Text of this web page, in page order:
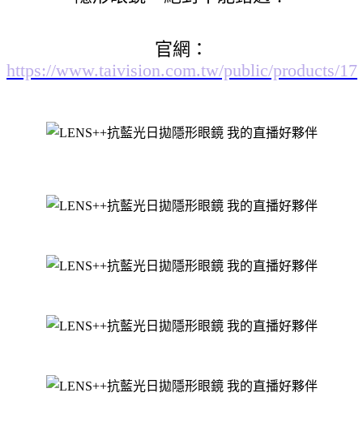
官網：
https://www.taivision.com.tw/public/products/17